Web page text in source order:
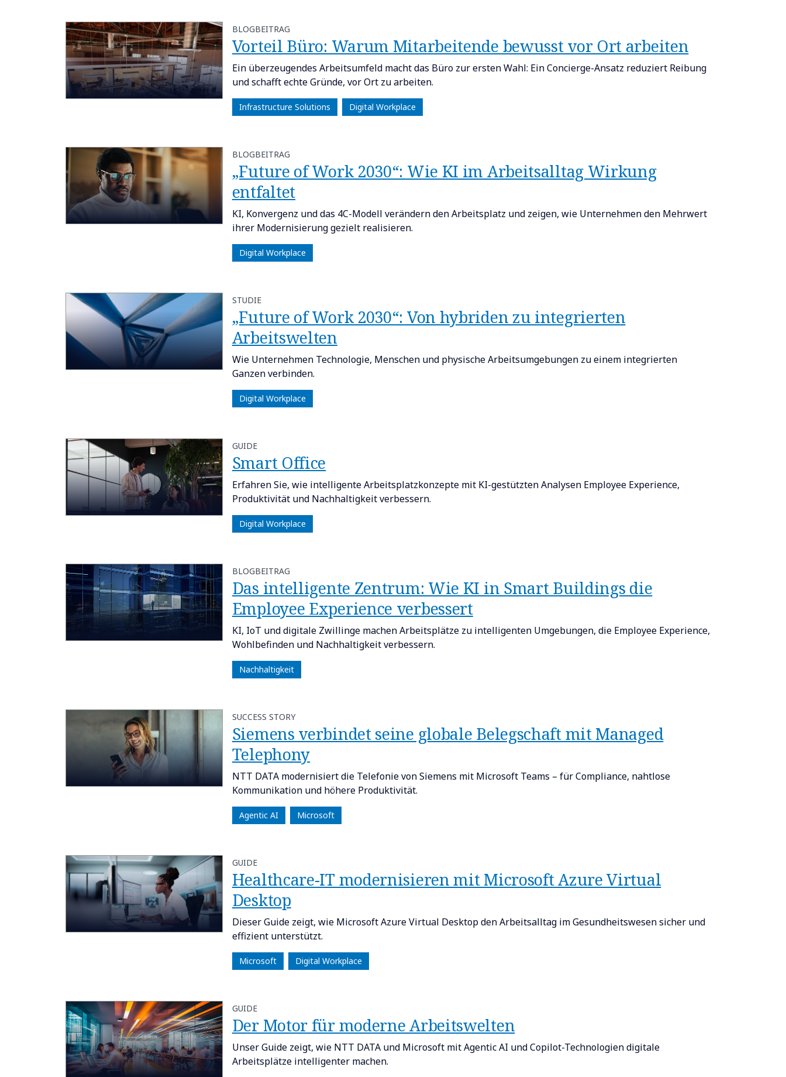
BLOGBEITRAG
​​Vorteil Büro: Warum Mitarbeitende bewusst vor Ort arbeiten​
Ein überzeugendes Arbeitsumfeld macht das Büro zur ersten Wahl: Ein Concierge-Ansatz reduziert Reibung
und schafft echte Gründe, vor Ort zu arbeiten.
Infrastructure Solutions Digital Workplace
BLOGBEITRAG
​​„Future of Work 2030“: Wie KI im Arbeitsalltag Wirkung
entfaltet​
KI, Konvergenz und das 4C-Modell verändern den Arbeitsplatz und zeigen, wie Unternehmen den Mehrwert
ihrer Modernisierung gezielt realisieren.
Digital Workplace
STUDIE
„Future of Work 2030“: Von hybriden zu integrierten
Arbeitswelten
Wie Unternehmen Technologie, Menschen und physische Arbeitsumgebungen zu einem integrierten
Ganzen verbinden.
Digital Workplace
GUIDE
Smart Office
Erfahren Sie, wie intelligente Arbeitsplatzkonzepte mit KI-gestützten Analysen Employee Experience,
Produktivität und Nachhaltigkeit verbessern.
Digital Workplace
BLOGBEITRAG
Das intelligente Zentrum: Wie KI in Smart Buildings die
Employee Experience verbessert
KI, IoT und digitale Zwillinge machen Arbeitsplätze zu intelligenten Umgebungen, die Employee Experience,
Wohlbefinden und Nachhaltigkeit verbessern.
Nachhaltigkeit
SUCCESS STORY
Siemens verbindet seine globale Belegschaft mit Managed
Telephony
NTT DATA modernisiert die Telefonie von Siemens mit Microsoft Teams – für Compliance, nahtlose
Kommunikation und höhere Produktivität.
Agentic AI Microsoft
GUIDE
Healthcare-IT modernisieren mit Microsoft Azure Virtual
Desktop
Dieser Guide zeigt, wie Microsoft Azure Virtual Desktop den Arbeitsalltag im Gesundheitswesen sicher und
effizient unterstützt.
Microsoft Digital Workplace
GUIDE
Der Motor für moderne Arbeitswelten
Unser Guide zeigt, wie NTT DATA und Microsoft mit Agentic AI und Copilot-Technologien digitale
Arbeitsplätze intelligenter machen.